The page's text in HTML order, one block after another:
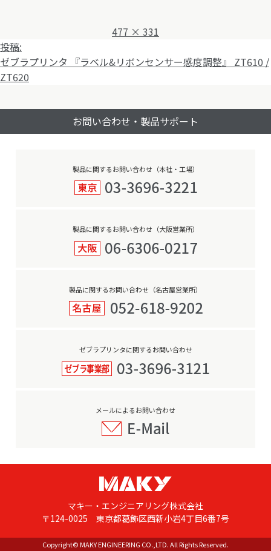
フ
サ
477 × 331
投
稿
ナ
ゲ
シ
投稿:
ゼブラプリンタ 『ラベル&リボンセンサー感度調整』 ZT610 /
ZT620
お問い合わせ・製品サポート
製品に関するお問い合わせ（本社・工場）
製品に関するお問い合わせ（大阪営業所）
製品に関するお問い合わせ（名古屋営業所）
ゼブラプリンタに関するお問い合わせ
メールによるお問い合わせ
マキー・エンジニアリング株式会社
〒124-0025 東京都葛飾区西新小岩4丁目6番7号
Copyright© MAKY ENGINEERING CO.,LTD. All Rights Reserved.